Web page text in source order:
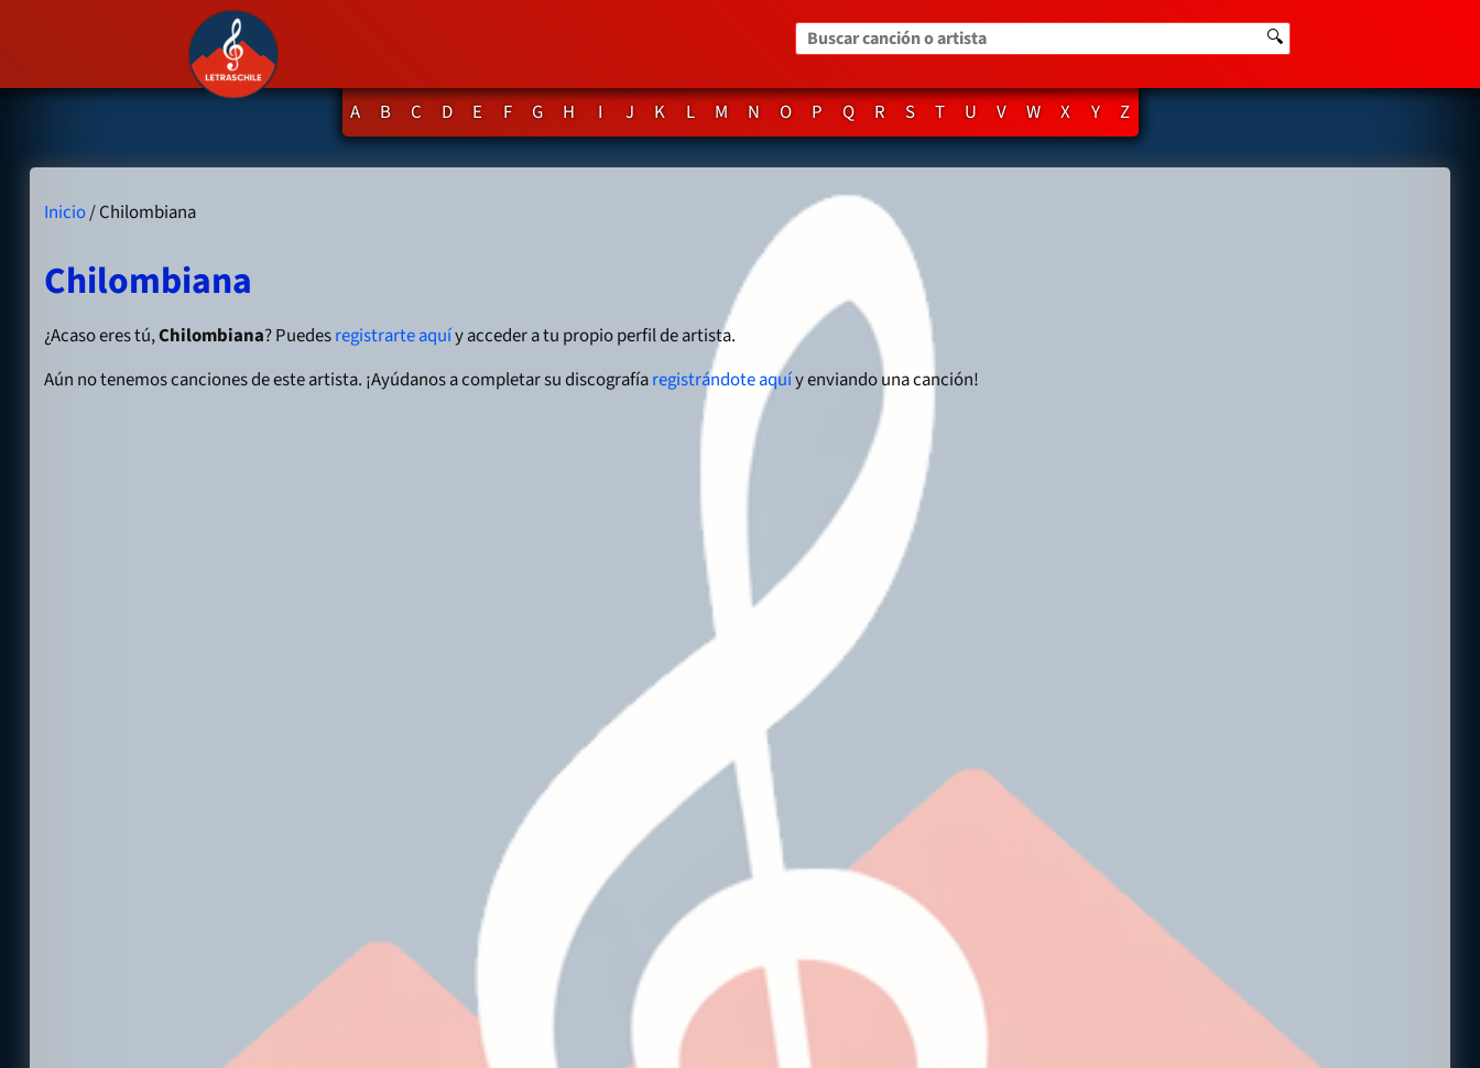
Buscar canción o artista 🔍
A B C D E F G H I J K L M N O P Q R S T U V W X Y Z
Inicio/ Chilombiana
Chilombiana
¿Acaso eres tú,Chilombiana? Puedesregistrarte aquíy acceder a tu propio perfil de artista.
Aún no tenemos canciones de este artista. ¡Ayúdanos a completar su discografíaregistrándote aquíy enviando una canción!